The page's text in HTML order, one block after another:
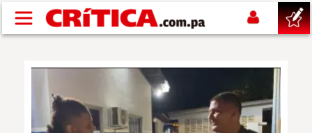
Pasar al contenido principal
SUCESOS